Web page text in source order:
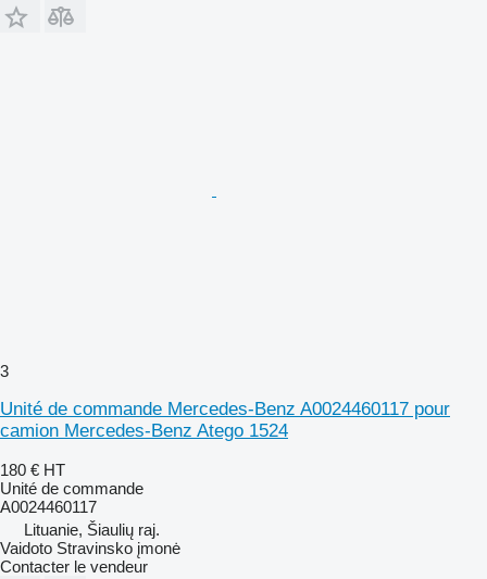
3
Unité de commande Mercedes-Benz A0024460117 pour
camion Mercedes-Benz Atego 1524
180 € HT
Unité de commande
A0024460117
Lituanie, Šiaulių raj.
Vaidoto Stravinsko įmonė
Contacter le vendeur